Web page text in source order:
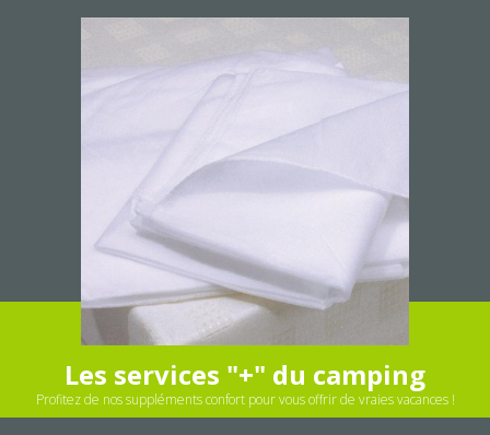
Les services "+" du camping
Profitez de nos suppléments confort pour vous offrir de vraies vacances !